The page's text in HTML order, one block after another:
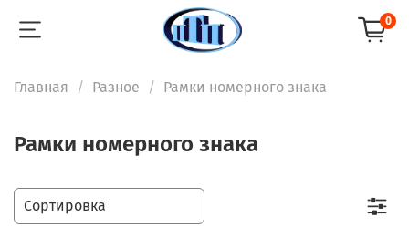
0
Главная Разное Рамки номерного знака
Рамки номерного знака